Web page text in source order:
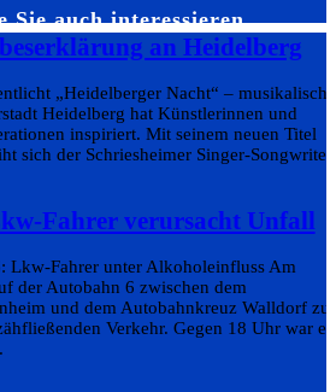
Sie auch interessieren…
an Heidelberg
„Heidelberger Nacht“ – musikalische
Heidelberg hat Künstlerinnen und
inspiriert. Mit seinem neuen Titel
sich der Schriesheimer Singer-
Fahrer verursacht Unfall
Lkw-Fahrer unter Alkoholeinfluss Am
der Autobahn 6 zwischen dem
und dem Autobahnkreuz Walldorf zu
Verkehr. Gegen 18 Uhr war